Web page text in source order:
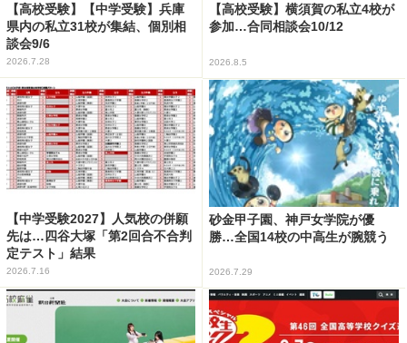
【高校受験】【中学受験】兵庫
県内の私立31校が集結、個別相
談会9/6
2026.7.28
【高校受験】横須賀の私立4校が
参加…合同相談会10/12
2026.8.5
【中学受験2027】人気校の併願
先は…四谷大塚「第2回合不合判
定テスト」結果
2026.7.16
砂金甲子園、神戸女学院が優
勝…全国14校の中高生が腕競う
2026.7.29